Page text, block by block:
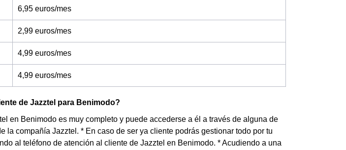
6,95 euros/mes
2,99 euros/mes
4,99 euros/mes
4,99 euros/mes
de Jazztel para Benimodo?
en Benimodo es muy completo y puede accederse a él a través de alguna de
la compañía Jazztel. * En caso de ser ya cliente podrás gestionar todo por tu
al teléfono de atención al cliente de Jazztel en Benimodo. * Acudiendo a una